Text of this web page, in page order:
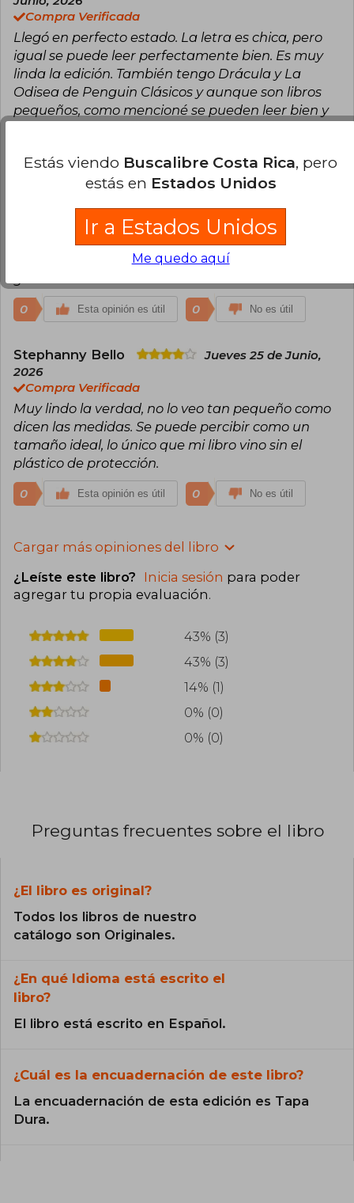
Compra Verificada
Llegó en perfecto estado. La letra es chica, pero
igual se puede leer perfectamente bien. Es muy
linda la edición. También tengo Drácula y La
Odisea de Penguin Clásicos y aunque son libros
pequeños, como mencioné se pueden leer bien y
Esta opinión es útil 0 No es útil
Viernes 19 de Junio, 2026
Compra Verificada
Muy bonita edición y gran traducción. Me gustó
mucho el libro, la calidad de hoja y de la tapa es
0 Esta opinión es útil 0 No es útil
Stephanny Bello
Jueves 25 de Junio,
2026
Compra Verificada
Muy lindo la verdad, no lo veo tan pequeño como
dicen las medidas. Se puede percibir como un
tamaño ideal, lo único que mi libro vino sin el
plástico de protección.
0 Esta opinión es útil 0 No es útil
Cargar más opiniones del libro
¿Leíste este libro? Inicia sesión para poder
agregar tu propia evaluación.
43% (3)
43% (3)
14% (1)
0% (0)
0% (0)
Preguntas frecuentes sobre el libro
¿El libro es original?
Todos los libros de nuestro
catálogo son Originales.
¿En qué Idioma está escrito el
libro?
El libro está escrito en Español.
¿Cuál es la encuadernación de este libro?
La encuadernación de esta edición es Tapa
Dura.
Estás viendo Buscalibre Costa Rica, pero
estás en Estados Unidos
Ir a Estados Unidos
Me quedo aquí